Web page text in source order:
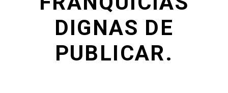
DIGNAS DE
PUBLICAR.